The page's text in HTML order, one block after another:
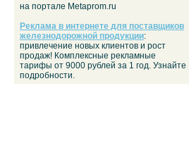
на портале Metaprom.ru
Реклама в интернете для поставщиков
железнодорожной продукции:
привлечение новых клиентов и рост
продаж! Комплексные рекламные
тарифы от 9000 рублей за 1 год. Узнайте
подробности.